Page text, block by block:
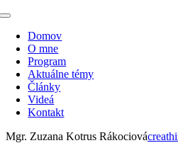
Skip
content
Toggle
NavigationDomov
O mne
Program
Aktuálne témy
Články
Videá
Kontakt
Mgr. Zuzana Kotrus Rákociová